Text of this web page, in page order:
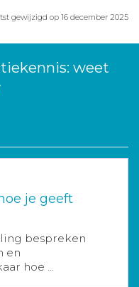
gewijzigd op 16 december 2025
weet
je geeft
bespreken
en
hoe ...